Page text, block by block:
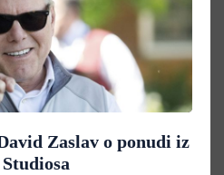
Zaslav o ponudi iz